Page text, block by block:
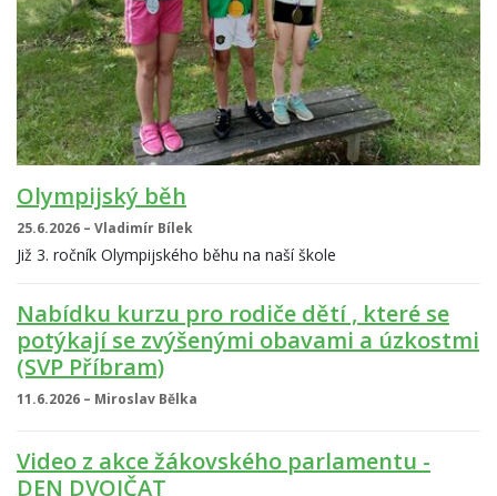
Olympijský běh
25.6.2026 – Vladimír Bílek
Již 3. ročník Olympijského běhu na naší škole
Nabídku kurzu pro rodiče dětí , které se
potýkají se zvýšenými obavami a úzkostmi
(SVP Příbram)
11.6.2026 – Miroslav Bělka
Video z akce žákovského parlamentu -
DEN DVOJČAT